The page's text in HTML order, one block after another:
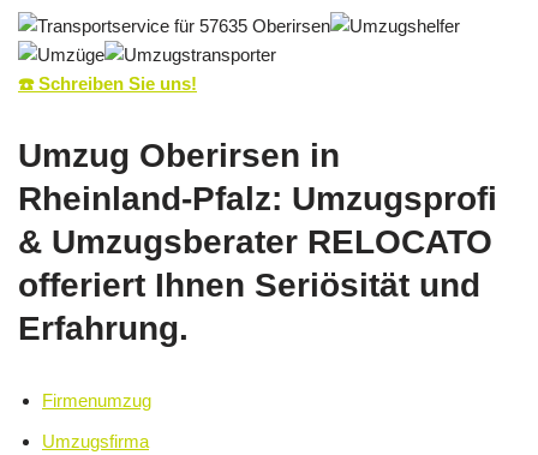
☎️ Schreiben Sie uns!
Umzug Oberirsen in
Rheinland-Pfalz: Umzugsprofi
& Umzugsberater RELOCATO
offeriert Ihnen Seriösität und
Erfahrung.
Firmenumzug
Umzugsfirma